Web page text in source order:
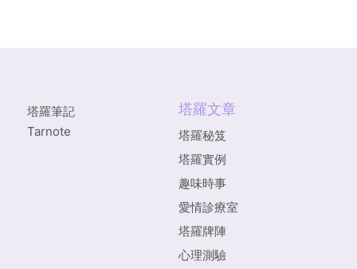
塔羅筆記
Tarnote
塔羅文章
塔羅秘笈
塔羅實例
趣味時事
愛情診療室
塔羅牌陣
心理測驗